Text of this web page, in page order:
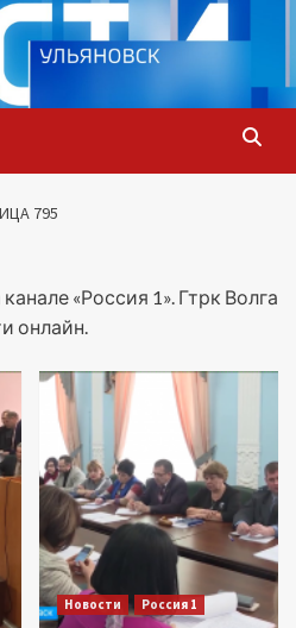
795
«Россия 1». Гтрк Волга
онлайн.
Новости Россия 1